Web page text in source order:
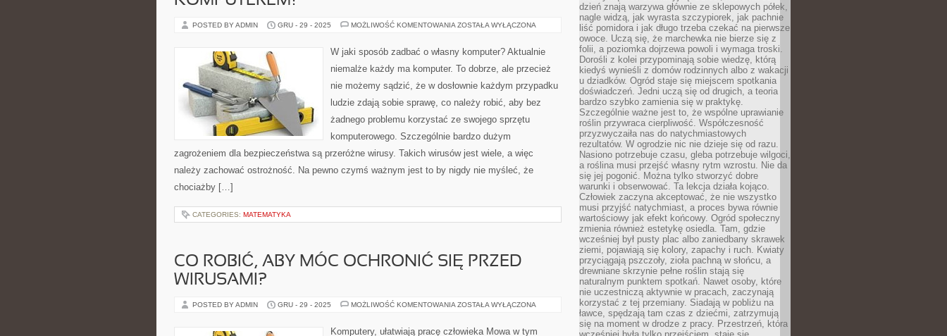
POSTED BY ADMIN GRU - 29 - 2025 MOŻLIWOŚĆ KOMENTOWANIA CO
MÓC
UNIKNĄĆ
Z
ZOSTAŁA WYŁĄCZONA
W jaki sposób zadbać o własny komputer? Aktualnie
niemalże każdy ma komputer. To dobrze, ale przecież
nie możemy sądzić, że w dosłownie każdym przypadku
ludzie zdają sobie sprawę, co należy robić, aby bez
żadnego problemu korzystać ze swojego sprzętu
komputerowego. Szczególnie bardzo dużym
zagrożeniem dla bezpieczeństwa są przeróżne wirusy. Takich wirusów jest wiele, a więc
należy zachować ostrożność. Na pewno czymś ważnym jest to by nigdy nie myśleć, że
chociażby […]
CATEGORIES: MATEMATYKA
CO ROBIĆ, ABY MÓC OCHRONIĆ SIĘ PRZED
WIRUSAMI?
POSTED BY ADMIN GRU - 29 - 2025 MOŻLIWOŚĆ KOMENTOWANIA CO
MÓC
ZOSTAŁA WYŁĄCZONA
Komputery, ułatwiają pracę człowieka Mowa w tym
dzień znają warzywa głównie ze sklepowych półek,
nagle widzą, jak wyrasta szczypiorek, jak pachnie
liść pomidora i jak długo trzeba czekać na pierwsze
owoce. Uczą się, że marchewka nie bierze się z
folii, a poziomka dojrzewa powoli i wymaga troski.
Dorośli z kolei przypominają sobie wiedzę, którą
kiedyś wynieśli z domów rodzinnych albo z wakacji
u dziadków. Ogród staje się miejscem spotkania
doświadczeń. Jedni uczą się od drugich, a teoria
bardzo szybko zamienia się w praktykę.
Szczególnie ważne jest to, że wspólne uprawianie
roślin przywraca cierpliwość. Współczesność
przyzwyczaiła nas do natychmiastowych
rezultatów. W ogrodzie nic nie dzieje się od razu.
Nasiono potrzebuje czasu, gleba potrzebuje wilgoci,
a roślina musi przejść własny rytm wzrostu. Nie da
się jej pogonić. Można tylko stworzyć dobre
warunki i obserwować. Ta lekcja działa kojąco.
Człowiek zaczyna akceptować, że nie wszystko
musi przyjść natychmiast, a proces bywa równie
wartościowy jak efekt końcowy. Ogród społeczny
zmienia również estetykę osiedla. Tam, gdzie
wcześniej był pusty plac albo zaniedbany skrawek
ziemi, pojawiają się kolory, zapachy i ruch. Kwiaty
przyciągają pszczoły, zioła pachną w słońcu, a
drewniane skrzynie pełne roślin stają się
naturalnym punktem spotkań. Nawet osoby, które
nie uczestniczą aktywnie w pracach, zaczynają
korzystać z tej przemiany. Siadają w pobliżu na
ławce, spędzają tam czas z dziećmi, zatrzymują
się na moment w drodze z pracy. Przestrzeń, która